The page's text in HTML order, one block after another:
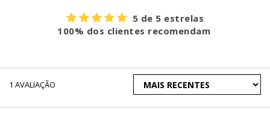
5 de 5 estrelas
100% dos clientes recomendam
1 AVALIAÇÃO
ORDENAR
AVALIAÇÕES